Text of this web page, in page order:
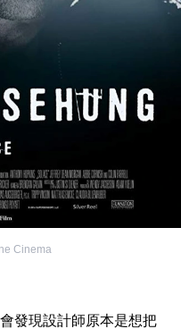
Cinema
發現設計師原本是想把